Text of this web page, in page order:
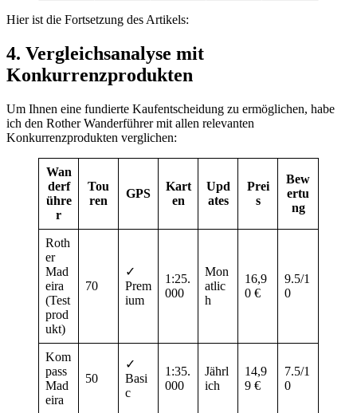
Hier ist die Fortsetzung des Artikels:
4. Vergleichsanalyse mit
Konkurrenzprodukten
Um Ihnen eine fundierte Kaufentscheidung zu ermöglichen, habe
ich den Rother Wanderführer mit allen relevanten
Konkurrenzprodukten verglichen:
Wan
derf
ühre
r
Tou
ren
GPS
Kart
en
Upd
ates
Prei
s
Bew
ertu
ng
Roth
er
Mad
eira
(Test
prod
ukt)
70
✓
Prem
ium
1:25.
000
Mon
atlic
h
16,9
0 €
9.5/1
0
Kom
pass
Mad
eira
50
✓
Basi
c
1:35.
000
Jährl
ich
14,9
9 €
7.5/1
0